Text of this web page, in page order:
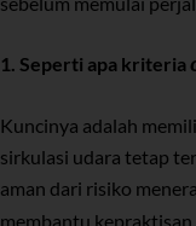
1. Seperti apa kriteria
Kuncinya adalah
sirkulasi udara tetap
aman dari risiko
membantu